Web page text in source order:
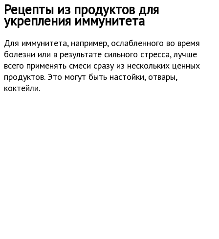
Рецепты из продуктов для
укрепления иммунитета
Для иммунитета, например, ослабленного во время
болезни или в результате сильного стресса, лучше
всего применять смеси сразу из нескольких ценных
продуктов. Это могут быть настойки, отвары,
коктейли.